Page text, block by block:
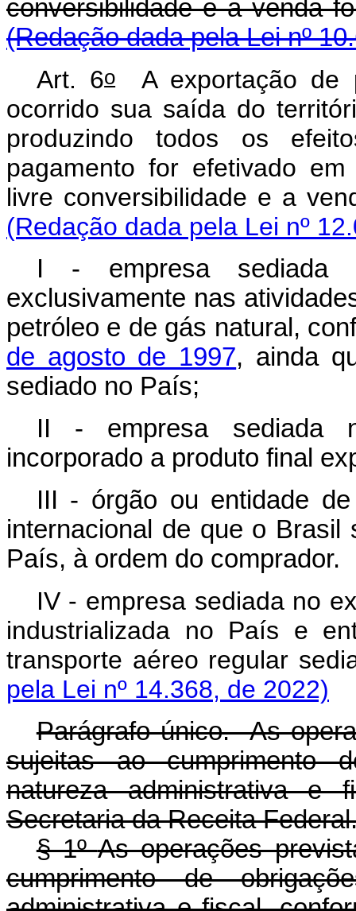
conversibilidade e a
(Redação dada pela Lei nº
Art. 6oA exportação de
ocorrido sua saída do
produzindo todos os
pagamento for efetivado
livre conversibilidade
(Redação dada pela Lei nº
I - empresa sediada
exclusivamente nas
petróleo e de gás natural,
de agosto de 1997, ainda
sediado no País;
II - empresa sediada
incorporado a produto final
III - órgão ou entidade
internacional de que o
País, à ordem do comprador.
IV - empresa sediada no
industrializada no País e
transporte aéreo regular
pela Lei nº 14.368, de 2022)
Parágrafo único. As
sujeitas ao cumprimento
natureza administrativa e
Secretaria da Receita
§ 1ºAs operações
cumprimento de